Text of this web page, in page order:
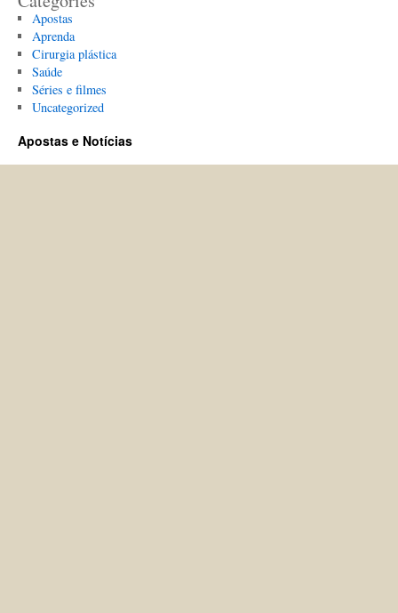
Apostas
Aprenda
Cirurgia plástica
Saúde
Séries e filmes
Uncategorized
Apostas e Notícias